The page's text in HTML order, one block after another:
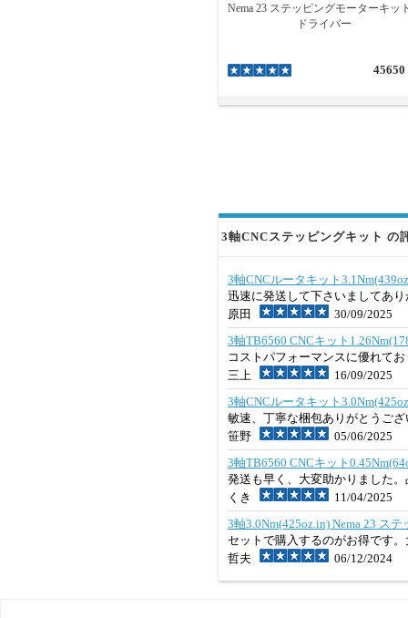
Nema 23 ステッピングモーターキッ
ドライバー
45650
3軸CNCステッピングキット の
3軸CNCルータキット
迅速に発送して下さいましてあ
原田
30/09/2025
3軸TB6560 CNCキット
コストパフォーマンスに優れて
三上
16/09/2025
3軸CNCルータキット
敏速、丁寧な梱包ありがとうご
笹野
05/06/2025
3軸TB6560 CNCキット
発送も早く、大変助かりました
くき
11/04/2025
3軸3.0Nm(425oz.in) Nema 23 ス
セットで購入するのがお得です
哲夫
06/12/2024